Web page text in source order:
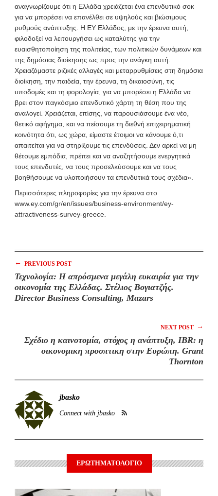
αναγνωρίζουμε ότι η Ελλάδα χρειάζεται ένα επενδυτικό σοκ
για να μπορέσει να επανέλθει σε υψηλούς και βιώσιμους
ρυθμούς ανάπτυξης. Η ΕΥ Ελλάδος, με την έρευνα αυτή,
φιλοδοξεί να λειτουργήσει ως καταλύτης για την
ευαισθητοποίηση της πολιτείας, των πολιτικών δυνάμεων και
της δημόσιας διοίκησης ως προς την ανάγκη αυτή.
Χρειαζόμαστε ριζικές αλλαγές και μεταρρυθμίσεις στη δημόσια
διοίκηση, την παιδεία, την έρευνα, τη δικαιοσύνη, τις
υποδομές και τη φορολογία, για να μπορέσει η Ελλάδα να
βρει στον παγκόσμιο επενδυτικό χάρτη τη θέση που της
αναλογεί. Χρειάζεται, επίσης, να παρουσιάσουμε ένα νέο,
θετικό αφήγημα, και να πείσουμε τη διεθνή επιχειρηματική
κοινότητα ότι, ως χώρα, είμαστε έτοιμοι να κάνουμε ό,τι
απαιτείται για να στηρίξουμε τις επενδύσεις. Δεν αρκεί να μη
θέτουμε εμπόδια, πρέπει και να αναζητήσουμε ενεργητικά
τους επενδυτές, να τους προσελκύσουμε και να τους
βοηθήσουμε να υλοποιήσουν τα επενδυτικά τους σχέδια».
Περισσότερες πληροφορίες για την έρευνα στο
www.ey.com/gr/en/issues/business-environment/ey-
attractiveness-survey-greece.
← PREVIOUS POST
Τεχνολογία: Η απρόσμενα μεγάλη ευκαιρία για την
οικονομία της Ελλάδας. Στέλιος Βογιατζής.
Director Business Consulting, Mazars
NEXT POST →
Σχέδιο η καινοτομία, στόχος η ανάπτυξη, IBR: η
οικονομικη προοπτικη στην Eυρώπη. Grant
Thornton
jbasko
Connect with jbasko
ΕΡΩΤΗΜΑΤΟΛΟΓΙΟ